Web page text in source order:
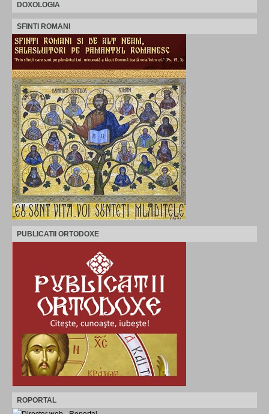
DOXOLOGIA
SFINTI ROMANI
PUBLICATII ORTODOXE
ROPORTAL